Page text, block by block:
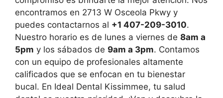
encontramos en 2713 W Osceola Pkwy y
puedes contactarnos al +1 407-209-3010.
Nuestro horario es de lunes a viernes de 8am a
5pm y los sábados de 9am a 3pm. Contamos
con un equipo de profesionales altamente
calificados que se enfocan en tu bienestar
bucal. En Ideal Dental Kissimmee, tu salud